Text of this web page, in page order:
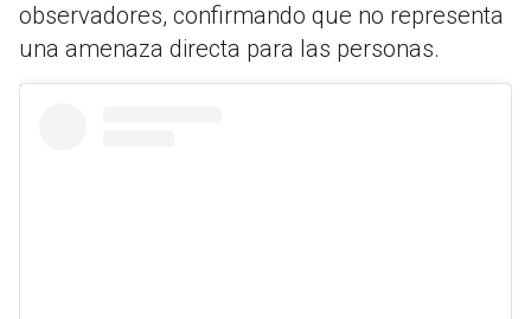
observadores, confirmando que no representa
una amenaza directa para las personas.